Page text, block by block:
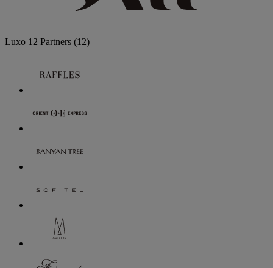
Luxo 12 Partners (12)